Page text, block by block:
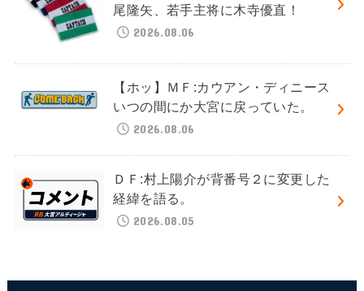
尾隆矢、若手主将に木寺優直！
2026.08.06
【ホッ】ＭＦ:カウアン・ディニース
いつの間にか大宮に戻っていた。
2026.08.06
ＤＦ:村上陽介が背番号２に変更した
経緯を語る。
2026.08.05